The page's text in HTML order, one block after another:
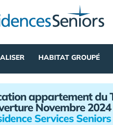
HABITAT GROUPÉ
appartement du
Novembre 2024
Services